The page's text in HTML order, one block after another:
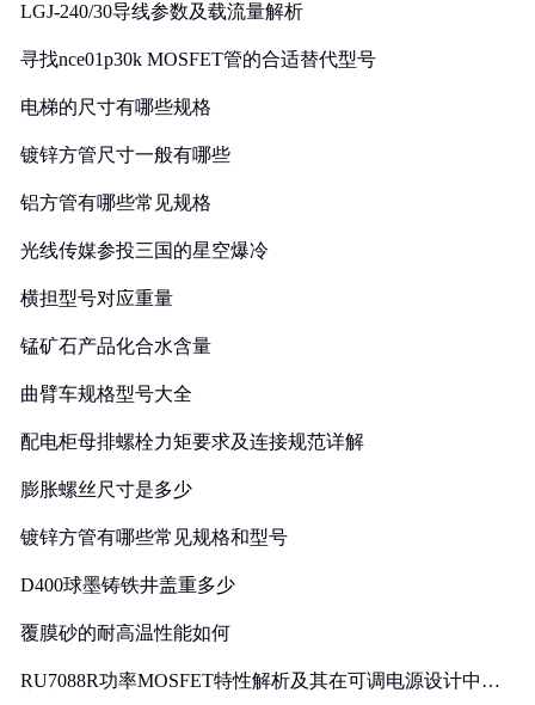
LGJ-240/30导线参数及载流量解析
寻找nce01p30k MOSFET管的合适替代型号
电梯的尺寸有哪些规格
镀锌方管尺寸一般有哪些
铝方管有哪些常见规格
光线传媒参投三国的星空爆冷
横担型号对应重量
锰矿石产品化合水含量
曲臂车规格型号大全
配电柜母排螺栓力矩要求及连接规范详解
膨胀螺丝尺寸是多少
镀锌方管有哪些常见规格和型号
D400球墨铸铁井盖重多少
覆膜砂的耐高温性能如何
RU7088R功率MOSFET特性解析及其在可调电源设计中的